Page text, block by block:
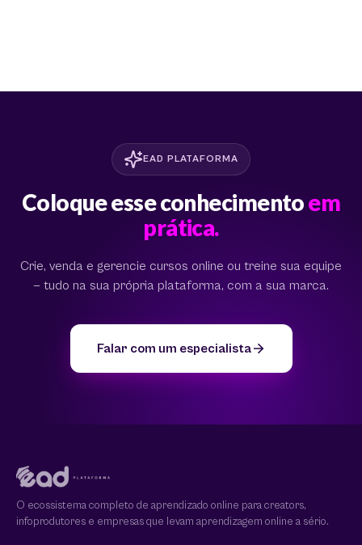
EAD PLATAFORMA
Coloque esse conhecimentoem
prática.
Crie, venda e gerencie cursos online ou treine sua equipe
— tudo na sua própria plataforma, com a sua marca.
Falar com um especialista
O ecossistema completo de aprendizado online para creators,
infoprodutores e empresas que levam aprendizagem online a sério.